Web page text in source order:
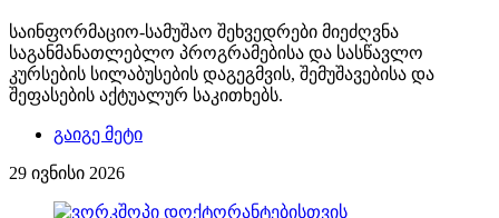
საინფორმაციო-სამუშაო შეხვედრები მიეძღვნა
საგანმანათლებლო პროგრამებისა და სასწავლო
კურსების სილაბუსების დაგეგმვის, შემუშავებისა და
შეფასების აქტუალურ საკითხებს.
გაიგე მეტი
29 ივნისი 2026